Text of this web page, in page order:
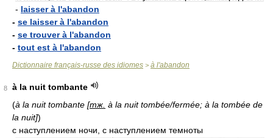
- laisser à l'abandon
- se laisser à l'abandon
- se trouver à l'abandon
- tout est à l'abandon
Dictionnaire français-russe des idiomes > à l'abandon
8
à la nuit tombante
(à la nuit tombante [тж. à la nuit tombée/fermée; à la tombée de
la nuit])
с наступлением ночи, с наступлением темноты